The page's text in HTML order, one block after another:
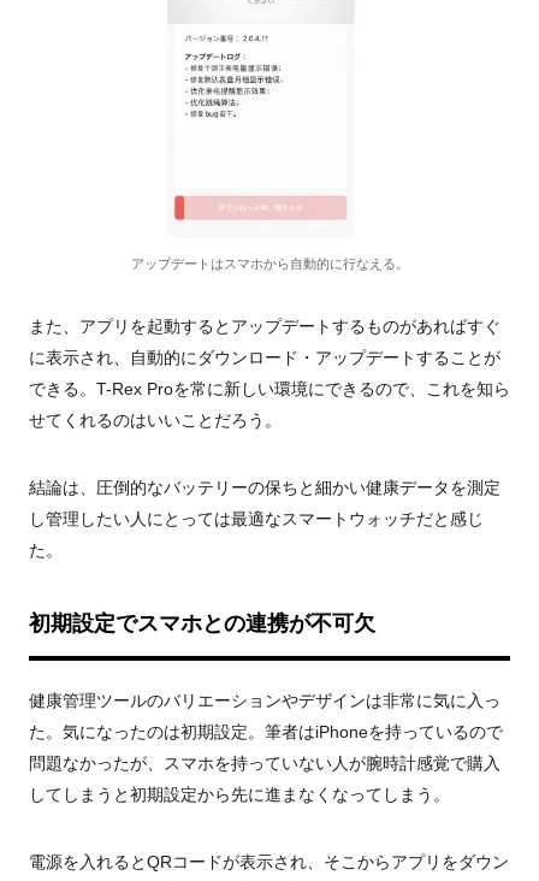
アップデートはスマホから自動的に行なえる。
また、アプリを起動するとアップデートするものがあればすぐ
に表示され、自動的にダウンロード・アップデートすることが
できる。 T-Rex Proを常に新しい環境にできるので、これを知ら
せてくれるのはいいことだろう。
結論は、圧倒的なバッテリーの保ちと細かい健康データを測定
し管理したい人にとっては最適なスマートウォッチだと感じ
た。
初期設定でスマホとの連携が不可欠
健康管理ツールのバリエーションやデザインは非常に気に入っ
た。気になったのは初期設定。筆者はiPhoneを持っているので
問題なかったが、スマホを持っていない人が腕時計感覚で購入
してしまうと初期設定から先に進まなくなってしまう。
電源を入れるとQRコードが表示され、そこからアプリをダウン